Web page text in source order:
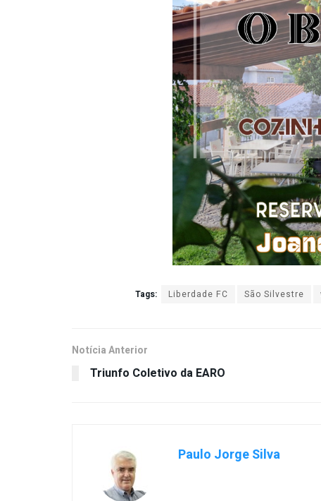
Tags: Liberdade FC São Silvestre
Notícia Anterior
Triunfo Coletivo da EARO
Paulo Jorge Silva